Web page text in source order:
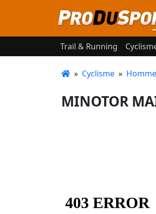
Trail & Running
» Cyclisme » Homme
MINOTOR